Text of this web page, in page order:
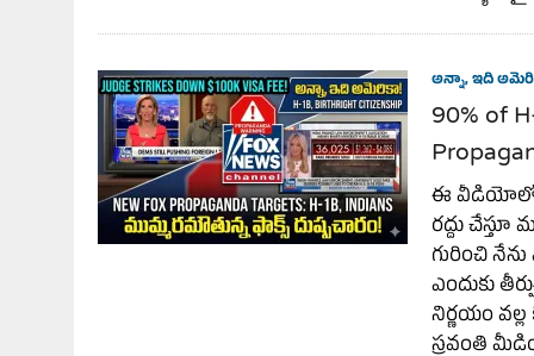
అన్నా, ఇది
90% of
ఈ వీడియోలో,
రద్దు
గురించి
ఎందుకు
నిర్ణయం
స్రవంతి